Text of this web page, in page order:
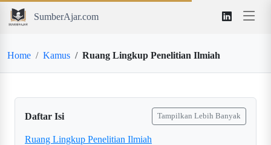
SumberAjar.com
Home Kamus Ruang Lingkup Penelitian Ilmiah
Daftar Isi Tampilkan Lebih Banyak
Ruang Lingkup Penelitian Ilmiah